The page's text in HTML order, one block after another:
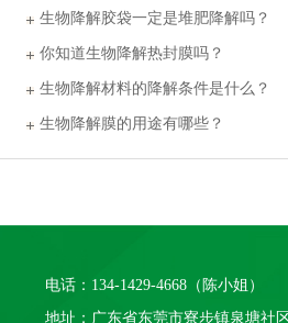
生物降解胶袋一定是堆肥降解吗？
你知道生物降解热封膜吗？
生物降解材料的降解条件是什么？
生物降解膜的用途有哪些？
电话：134-1429-4668（陈小姐）
地址：广东省东莞市寮步镇泉塘社